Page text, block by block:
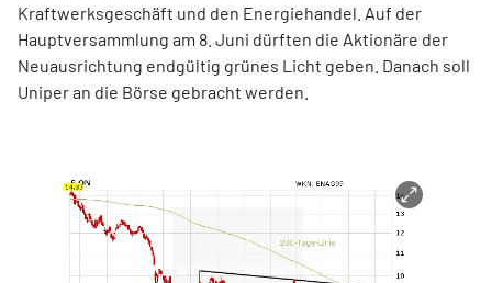
Kraftwerksgeschäft und den Energiehandel. Auf der
Hauptversammlung am 8. Juni dürften die Aktionäre der
Neuausrichtung endgültig grünes Licht geben. Danach soll
Uniper an die Börse gebracht werden.